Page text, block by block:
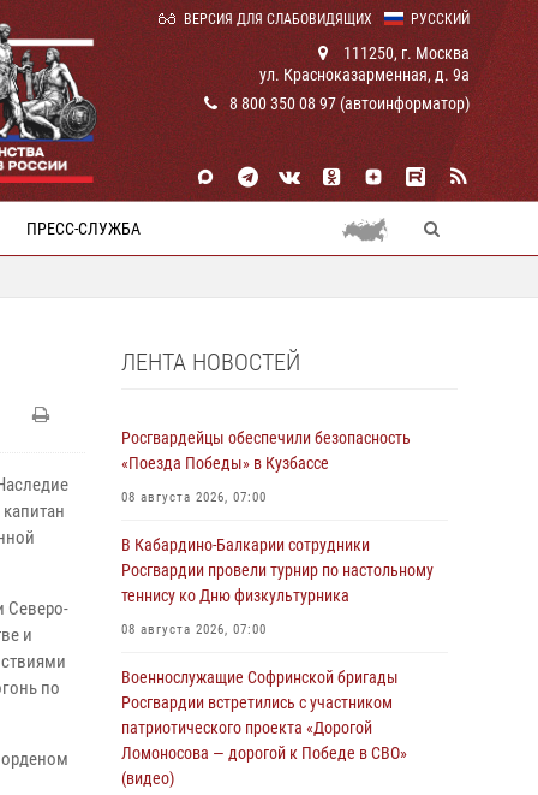
РУССКИЙ
ВЕРСИЯ ДЛЯ СЛАБОВИДЯЩИХ
111250, г. Москва
ул. Красноказарменная, д. 9а
8 800 350 08 97 (автоинформатор)
ПРЕСС-СЛУЖБА
Северо-
и
по
ЛЕНТА НОВОСТЕЙ
Росгвардейцы обеспечили безопасность
«Поезда Победы» в Кузбассе
08 августа 2026, 07:00
В Кабардино-Балкарии сотрудники
Росгвардии провели турнир по настольному
теннису ко Дню физкультурника
08 августа 2026, 07:00
Военнослужащие Софринской бригады
Росгвардии встретились с участником
патриотического проекта «Дорогой
Ломоносова — дорогой к Победе в СВО»
(видео)